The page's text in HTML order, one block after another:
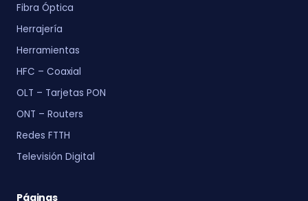
Fibra Óptica
Herrajería
Herramientas
HFC – Coaxial
OLT – Tarjetas PON
ONT – Routers
Redes FTTH
Televisión Digital
Páginas